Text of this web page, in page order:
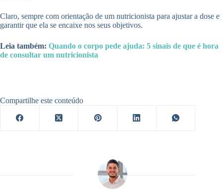
Claro, sempre com orientação de um nutricionista para ajustar a dose e
garantir que ela se encaixe nos seus objetivos.
Leia também: Quando o corpo pede ajuda: 5 sinais de que é hora
de consultar um nutricionista
Compartilhe este conteúdo